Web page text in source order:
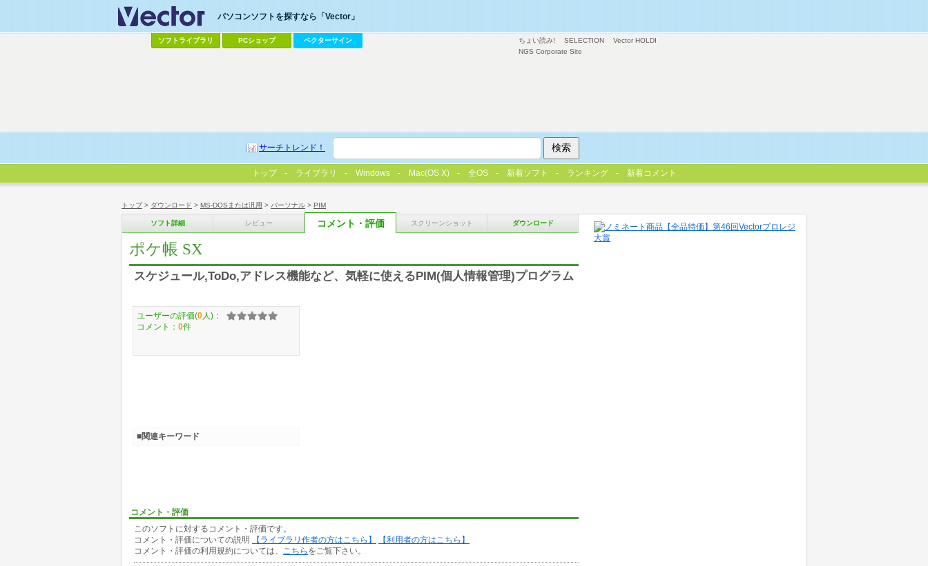
トップ> ダウンロード > MS-DOSまたは汎用 > パーソナル > PIM
ソフト詳細 レビュー コメント・評価 スクリーンショット ダウンロード
ポケ帳 SX
スケジュール,ToDo,アドレス機能など、気軽に使えるPIM(個人情報管理)プログラム
コメント・評価
このソフトに対するコメント・評価です。
コメント・評価についての説明
【ライブラリ作者の方はこちら】
【利用者の方はこちら】
コメント・評価の利用規約については、
こちら をご覧下さい。
ユーザーの評価(0 人)：
コメント： 0件
■関連キーワード
ちょい読み! SELECTION
Vector HOLDI
NGS Corporate Site
パソコンソフトを探すなら「Vector」
ソフトライブラリ PCショップ ベクターサイン
サーチトレンド！
トップ ライブラリ Windows Mac(OS X) 全OS 新着ソフト ランキング 新着コメント